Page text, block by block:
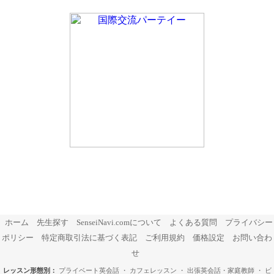
ホーム 先生探す SenseiNavi.comについて よくある質問
プライバシー
ポリシー
特定商取引法に基づく表記 ご利用規約 価格設定
お問い合わ
せ
レッスン形態別： プライベート英会話・ カフェレッスン ・ 出張英会話・家庭教師・ ビ